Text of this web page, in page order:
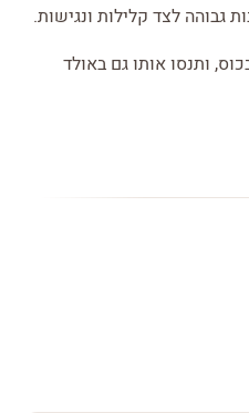
גבוהה לצד קלילות ונגישות.
ותנסו אותו גם באולד